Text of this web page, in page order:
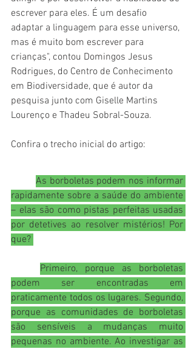
escrever para eles. É um desafio
adaptar a linguagem para esse universo,
mas é muito bom escrever para
crianças", contou Domingos Jesus
Rodrigues, do Centro de Conhecimento
em Biodiversidade, que é autor da
pesquisa junto com Giselle Martins
Lourenço e Thadeu Sobral-Souza.
Confira o trecho inicial do artigo:
As borboletas podem nos informar
rapidamente sobre a saúde do ambiente
– elas são como pistas perfeitas usadas
por detetives ao resolver mistérios! Por
que?
Primeiro, porque as borboletas
podem ser encontradas em
praticamente todos os lugares. Segundo,
porque as comunidades de borboletas
são sensíveis a mudanças muito
pequenas no ambiente. Ao investigar as